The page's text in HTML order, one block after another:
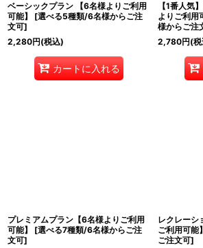
ベーシックプラン 【6名様よりご利用
可能】
[選べる5種類/6名様からご注
文可]
2,280円(税込)
カートに入れる
【1番人気
よりご利用
様からご注
2,780円(
プレミアムプラン【6名様よりご利用
可能】
[選べる7種類/6名様からご注
文可]
レクレーシ
ご利用可能】
ご注文可]